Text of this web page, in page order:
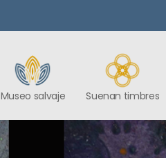
Museo salvaje Suenan timbres